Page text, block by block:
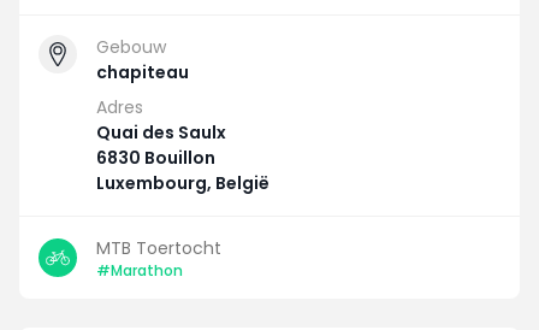
Gebouw
chapiteau
Adres
Quai des Saulx
6830 Bouillon
Luxembourg, België
MTB Toertocht
#Marathon